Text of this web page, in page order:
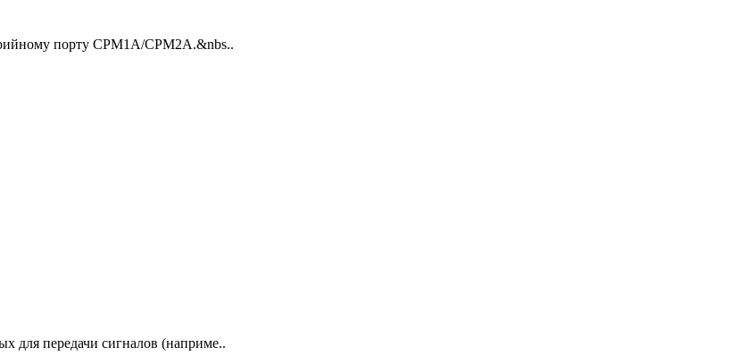
порту CPM1A/CPM2A.&nbs..
для передачи сигналов (наприме..